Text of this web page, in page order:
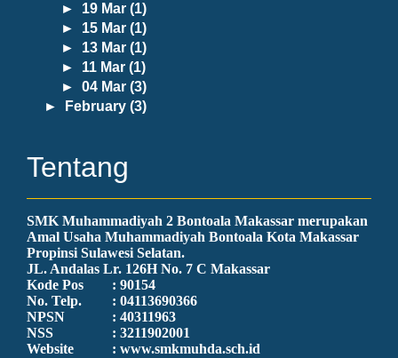
► 19 Mar(1)
► 15 Mar(1)
► 13 Mar(1)
► 11 Mar(1)
►04 Mar(3)
►
February(3)
Tentang
SMK Muhammadiyah 2 Bontoala Makassar merupakan
Amal Usaha Muhammadiyah Bontoala Kota Makassar
Propinsi Sulawesi Selatan.
JL. Andalas Lr. 126H No. 7 C Makassar
Kode Pos
: 90154
No. Telp.
: 04113690366
NPSN
: 40311963
NSS
: 3211902001
Website
: www.smkmuhda.sch.id